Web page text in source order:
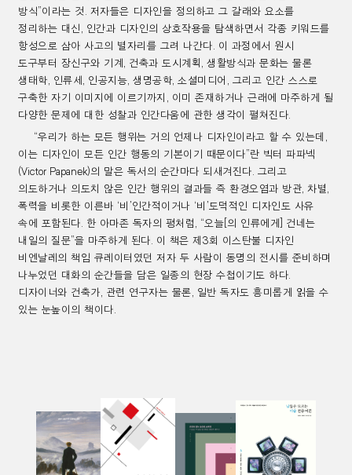
방식”이라는 것
저자들은 디자인을 정의하고 그 갈래와 요소를
정리하는 대신
인간과 디자인의 상호작용을 탐색하면서 각종 키워드를
항성으로 삼아 사고의 별자리를 그려 나간다
이 과정에서 원시
도구부터 장신구와 기계
건축과 도시계획 ,생활방식과 문화는 물론
생태학
인류세 인공지능 ,생명공학 소셜미디어
그리고 인간 스스로
구축한 자기 이미지에 이르기까지
이미 존재하거나 근래에 마주하게 될
다양한 문제에 대한 성찰과 인간다움에 관한 생각이 펼쳐진다
“우리가 하는 모든 행위는 거의 언제나 디자인이라고 할 수 있는데
이는 디자인이 모든 인간 행동의 기본이기 때문이다”란 빅터 파파넥
(Victor Papanek)의 말은 독서의 순간마다 되새겨진다
그리고
의도하거나 의도치 않은 인간 행위의 결과들 즉 환경오염과 방관 ,차별
폭력을 비롯한 이른바 ‘비 ’인간적이거나 ‘비 ’ 도덕적인 디자인도 사유
속에 포함된다
한 아마존 독자의 평처럼 , “오늘 의 인류에게
건네는
내일의 질문”을 마주하게 된다 이 책은 제 3회 이스탄불 디자인
비엔날레의 책임 큐레이터였던 저자 두 사람이 동명의 전시를 준비하며
나누었던 대화의 순간들을 담은 일종의 현장 수첩이기도 하다
디자이너와 건축가
관련 연구자는 물론
일반 독자도 흥미롭게 읽을 수
있는 눈높이의 책이다